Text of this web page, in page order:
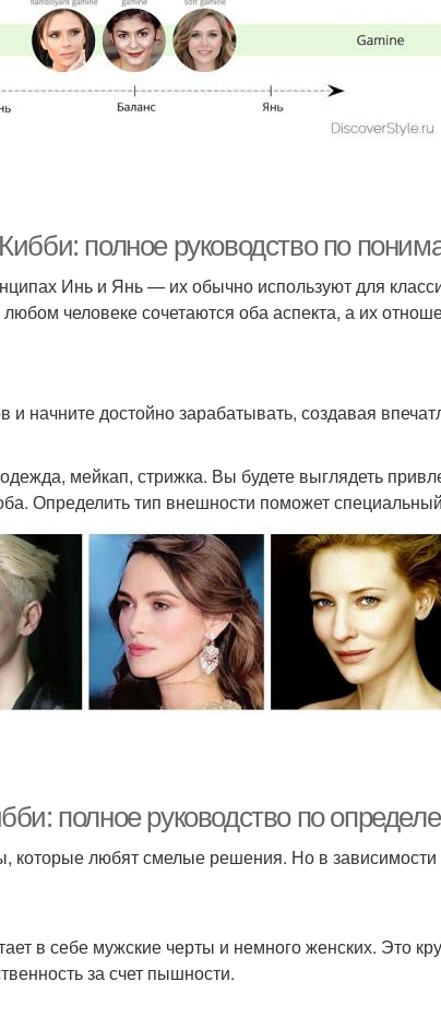
полное руководство по
Инь и Янь — их обычно используют для
человеке сочетаются оба аспекта, а их
и начните достойно зарабатывать, создавая
мейкап, стрижка. Вы будете выглядеть
Определить тип внешности поможет
полное руководство по
которые любят смелые решения. Но в зависимости
в себе мужские черты и немного женских. Это
за счет пышности.